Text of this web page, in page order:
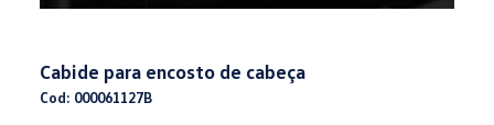
Cabide para encosto de cabeça
Cod: 000061127B